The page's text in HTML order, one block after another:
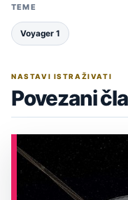
TEME
Voyager 1
NASTAVI ISTRAŽIVATI
Povezani